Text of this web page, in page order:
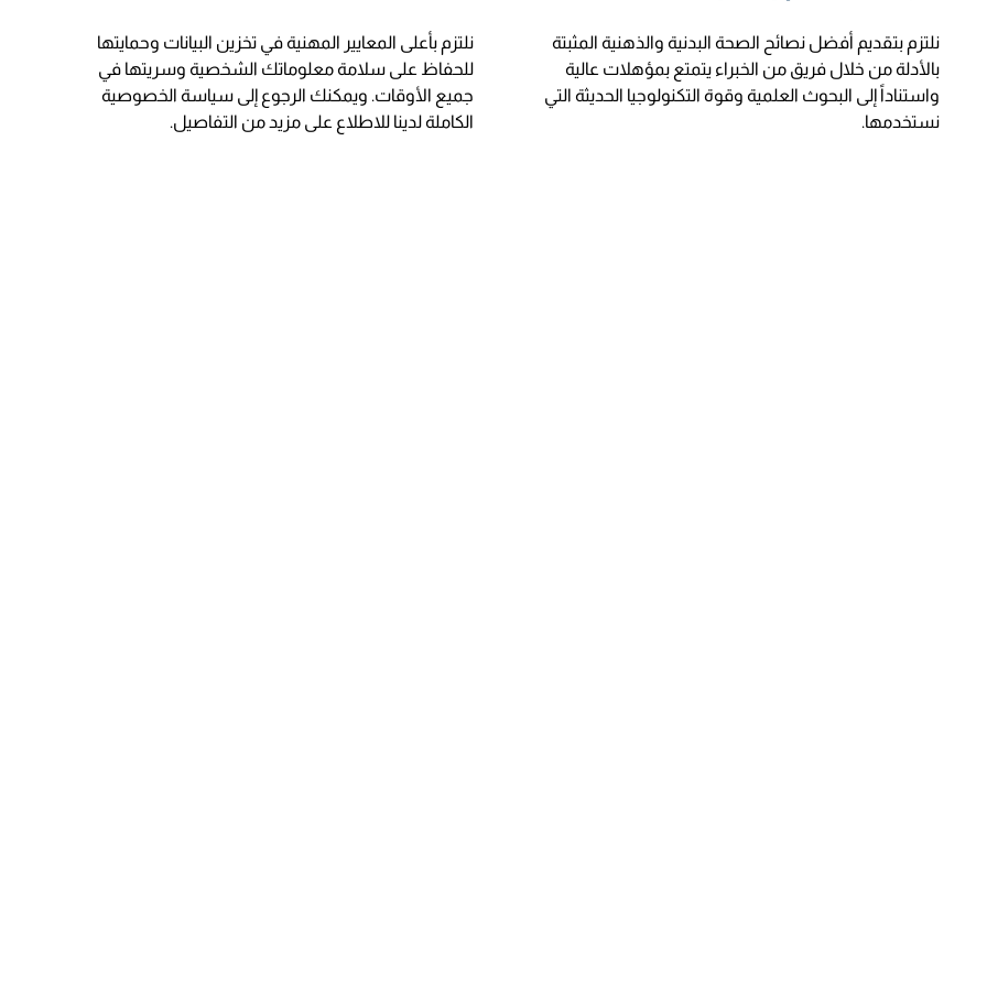
نلتزم بتقديم أفضل نصائح الصحة البدنية والذهنية المثبتة
بالأدلة من خلال فريق من الخبراء يتمتع بمؤهلات عالية
واستناداً إلى البحوث العلمية وقوة التكنولوجيا الحديثة التي
نستخدمها.
نلتزم بأعلى المعايير المهنية في تخزين البيانات وحمايتها
للحفاظ على سلامة معلوماتك الشخصية وسريتها في
جميع الأوقات. ويمكنك الرجوع إلى سياسة الخصوصية
الكاملة لدينا للاطلاع على مزيد من التفاصيل.